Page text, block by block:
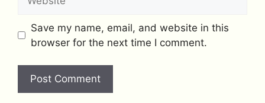
Save my name, email, and website in this
browser for the next time I comment.